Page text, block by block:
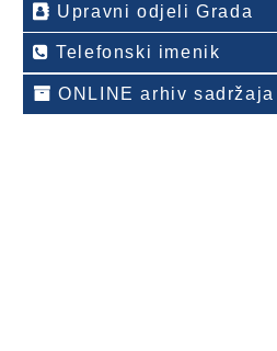
Upravni odjeli Grada
Telefonski imenik
ONLINE arhiv sadržaja